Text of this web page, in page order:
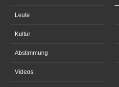
Leute
Kultur
Abstimmung
Videos